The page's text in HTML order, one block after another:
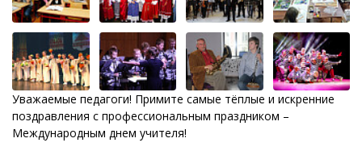
Уважаемые педагоги! Примите самые тёплые и искренние
поздравления с профессиональным праздником –
Международным днем учителя!